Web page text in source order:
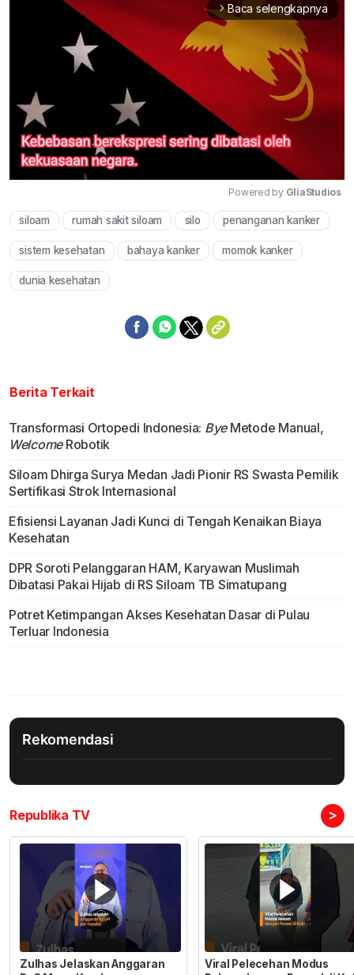
arrow_forward_ios Baca selengkapnya
Mute
Powered by GliaStudios
siloam rumah sakit siloam silo penanganan kanker
sistem kesehatan bahaya kanker momok kanker
dunia kesehatan
Berita Terkait
Transformasi Ortopedi Indonesia: ByeMetode Manual,
WelcomeRobotik
Siloam Dhirga Surya Medan Jadi Pionir RS Swasta Pemilik
Sertifikasi Strok Internasional
Efisiensi Layanan Jadi Kunci di Tengah Kenaikan Biaya
Kesehatan
DPR Soroti Pelanggaran HAM, Karyawan Muslimah
Dibatasi Pakai Hijab di RS Siloam TB Simatupang
Potret Ketimpangan Akses Kesehatan Dasar di Pulau
Terluar Indonesia
Rekomendasi
Republika TV >
Zulhas Jelaskan Anggaran
Viral Pelecehan Modus